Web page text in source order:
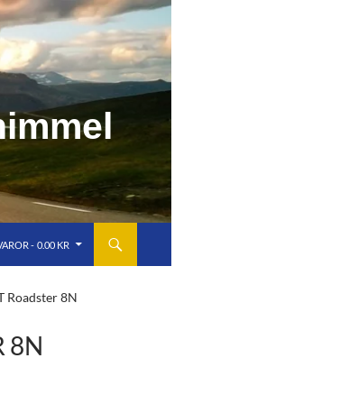
immel
0.00 KR
Roadster 8N
8N